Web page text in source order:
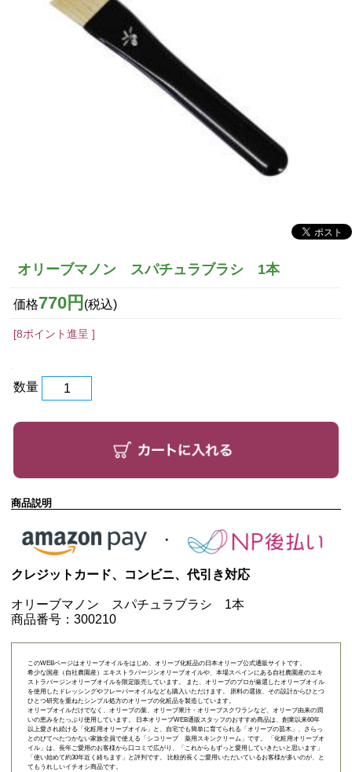
オリーブマノン スパチュラブラシ 1本
価格770円 (税込)
[8ポイント進呈 ]
数量
商品説明
クレジットカード、コンビニ、代引き対応
オリーブマノン スパチュラブラシ 1本
商品番号：300210
このWEBページはオリーブオイルをはじめ、オリーブ化粧品の日本オリーブ公式通販サイトです。
希少な国産（自社農園産）エキストラバージンオリーブオイルや、本場スペインにある自社農園産のエキ
ストラバージンオリーブオイルを限定販売しています。 また、オリーブのプロが厳選したオリーブオイル
を使用したドレッシングやフレーバーオイルなども購入いただけます。 原料の選抜、その設計からひとつ
ひとつ研究を重ねたシンプル処方のオリーブの化粧品を製造しています。
オリーブオイルだけでなく、オリーブの葉、オリーブ果汁・オリーブスクワランなど、オリーブ由来の潤
いの恵みをたっぷり使用しています。 日本オリーブWEB通販スタッフのおすすめ商品は、創業以来60年
以上愛され続ける「 化粧用オリーブオイル 」と、自宅でも簡単に育てられる「 オリーブの苗木 」、さらっ
とのびてべたつかない家族全員で使える「 シコリーブ 薬用スキンクリーム 」です。 「化粧用オリーブオ
イル」は、長年ご愛用のお客様から口コミで広がり、「これからもずっと愛用していきたいと思います」
「使い始めて約30年近く経ちます」と評判です。 比較的長くご愛用いただいているお客様が多いのが、と
てもうれしいイチオシ商品です。